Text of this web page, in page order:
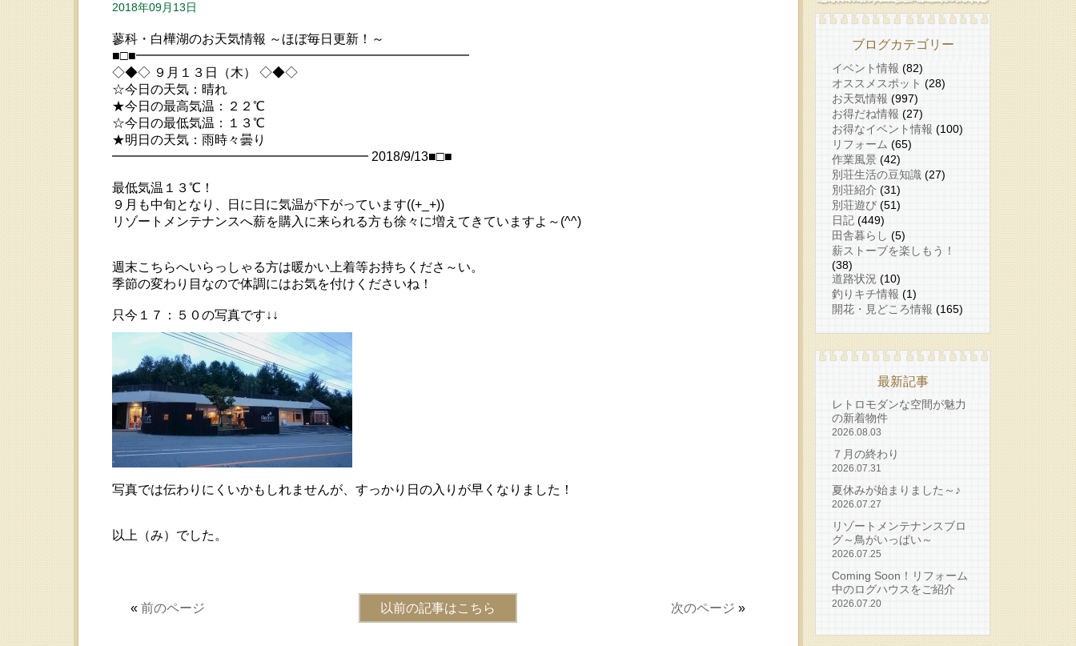
2018年09月13日
蓼科・白樺湖のお天気情報 ～ほぼ毎日更新！～
■□■━━━━━━━━━━━━━━━━━━━━━━━━━━
◇◆◇ ９月１３日（木） ◇◆◇
☆今日の天気：晴れ
★今日の最高気温：２２℃
☆今日の最低気温：１３℃
★明日の天気：雨時々曇り
━━━━━━━━━━━━━━━━━━━━ 2018/9/13■□■
最低気温１３℃！
９月も中旬となり、日に日に気温が下がっています((+_+))
リゾートメンテナンスへ薪を購入に来られる方も徐々に増えてきていますよ～(^^)
週末こちらへいらっしゃる方は暖かい上着等お持ちくださ～い。
季節の変わり目なので体調にはお気を付けくださいね！
只今１７：５０の写真です↓↓
写真では伝わりにくいかもしれませんが、すっかり日の入りが早くなりました！
以上（み）でした。
«前のページ 次のページ »
以前の記事はこちら
ブログカテゴリー
イベント情報 (82)
オススメスポット (28)
お天気情報 (997)
お得だね情報 (27)
お得なイベント情報 (100)
リフォーム (65)
作業風景 (42)
別荘生活の豆知識 (27)
別荘紹介 (31)
別荘遊び (51)
日記 (449)
田舎暮らし (5)
薪ストーブを楽しもう！
(38)
道路状況 (10)
釣りキチ情報 (1)
開花・見どころ情報 (165)
最新記事
レトロモダンな空間が魅力
の新着物件
2026.08.03
７月の終わり
2026.07.31
夏休みが始まりました～♪
2026.07.27
リゾートメンテナンスブロ
グ～鳥がいっぱい～
2026.07.25
Coming Soon！リフォーム
中のログハウスをご紹介
2026.07.20